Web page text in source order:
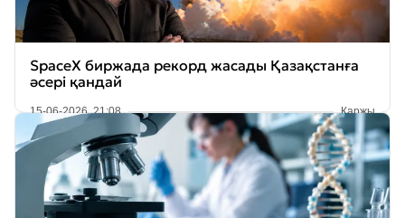
SpaceX биржада рекорд жасады Қазақстанға
әсері қандай
15-06-2026, 21:08 Қаржы